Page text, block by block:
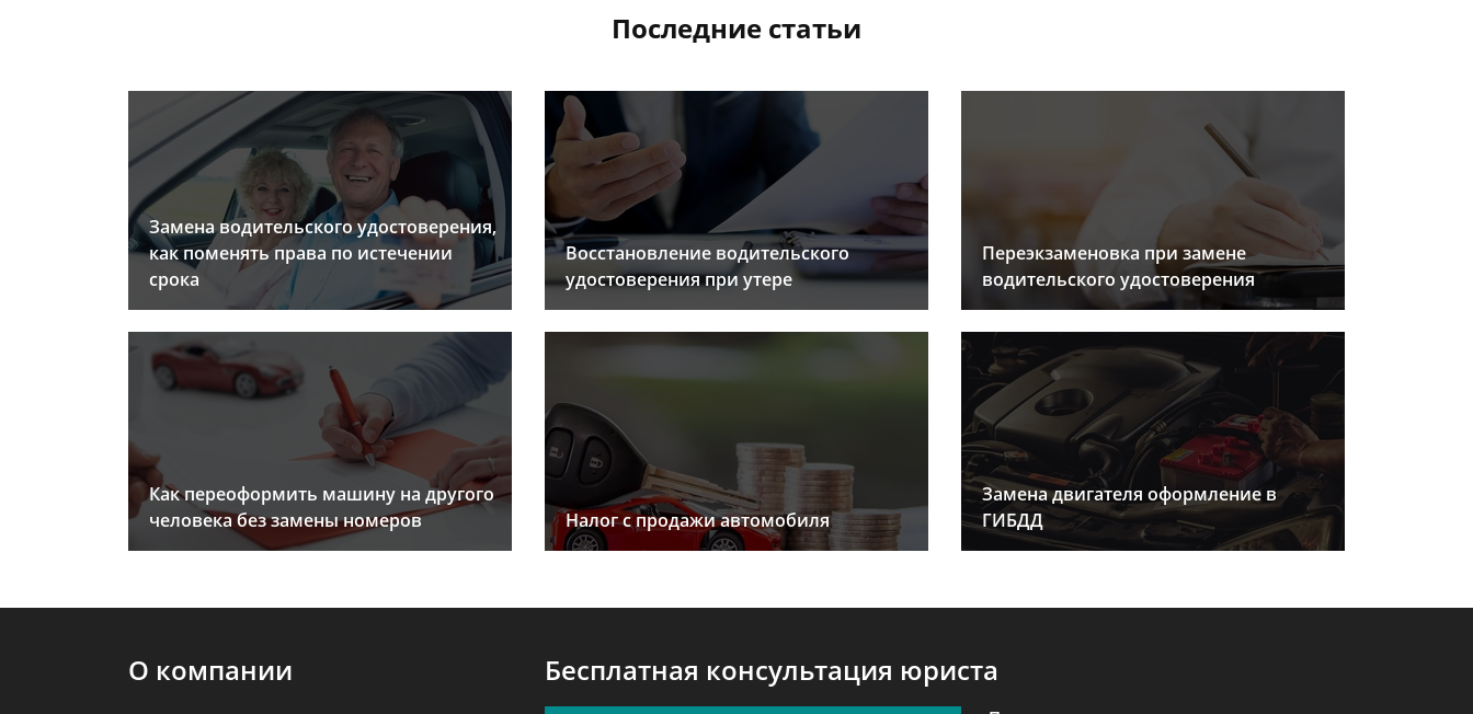
Последние статьи
Замена водительского удостоверения,
как поменять права по истечении
срока
Восстановление водительского
удостоверения при утере
Переэкзаменовка при замене
водительского удостоверения
Как переоформить машину на другого
человека без замены номеров
Налог с продажи автомобиля
Замена двигателя оформление в
ГИБДД
О компании Бесплатная консультация юриста